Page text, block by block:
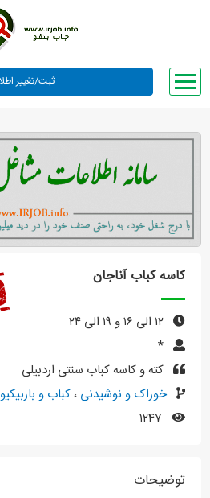
وبلاگ
معرفی ما
تعرفه ها
راهنما
ورود یا عضویت
کاسه کباب آناجان
۱۲ الی ۱۶ و ۱۹ الی ۲۴
*
کته و کاسه کباب سنتی اردبیلی
خوراک و نوشیدنی،کباب و باربیکیو
توضیحات